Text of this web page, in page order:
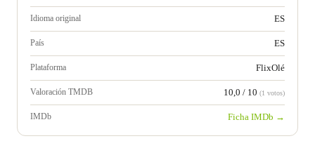
Idioma original ES
País ES
Plataforma FlixOlé
Valoración TMDB 10,0 / 10 (1 votos)
IMDb Ficha IMDb →